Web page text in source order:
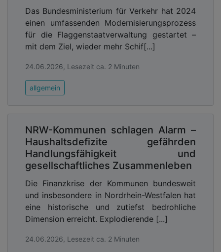
Das Bundesministerium für Verkehr hat 2024
einen umfassenden Modernisierungsprozess
für die Flaggenstaatverwaltung gestartet –
mit dem Ziel, wieder mehr Schif[...]
24.06.2026, Lesezeit ca. 2 Minuten
allgemein
NRW-Kommunen schlagen Alarm –
Haushaltsdefizite gefährden
Handlungsfähigkeit und
gesellschaftliches Zusammenleben
Die Finanzkrise der Kommunen bundesweit
und insbesondere in Nordrhein-Westfalen hat
eine historische und zutiefst bedrohliche
Dimension erreicht. Explodierende [...]
24.06.2026, Lesezeit ca. 2 Minuten